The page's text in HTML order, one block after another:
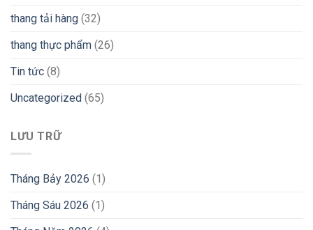
thang tải hàng (32)
thang thực phẩm (26)
Tin tức (8)
Uncategorized (65)
LƯU TRỮ
Tháng Bảy 2026 (1)
Tháng Sáu 2026 (1)